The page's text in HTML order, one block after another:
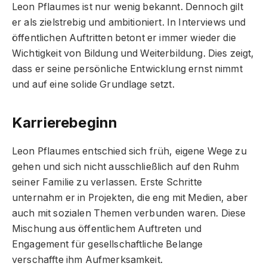
Leon Pflaumes ist nur wenig bekannt. Dennoch gilt
er als zielstrebig und ambitioniert. In Interviews und
öffentlichen Auftritten betont er immer wieder die
Wichtigkeit von Bildung und Weiterbildung. Dies zeigt,
dass er seine persönliche Entwicklung ernst nimmt
und auf eine solide Grundlage setzt.
Karrierebeginn
Leon Pflaumes entschied sich früh, eigene Wege zu
gehen und sich nicht ausschließlich auf den Ruhm
seiner Familie zu verlassen. Erste Schritte
unternahm er in Projekten, die eng mit Medien, aber
auch mit sozialen Themen verbunden waren. Diese
Mischung aus öffentlichem Auftreten und
Engagement für gesellschaftliche Belange
verschaffte ihm Aufmerksamkeit.